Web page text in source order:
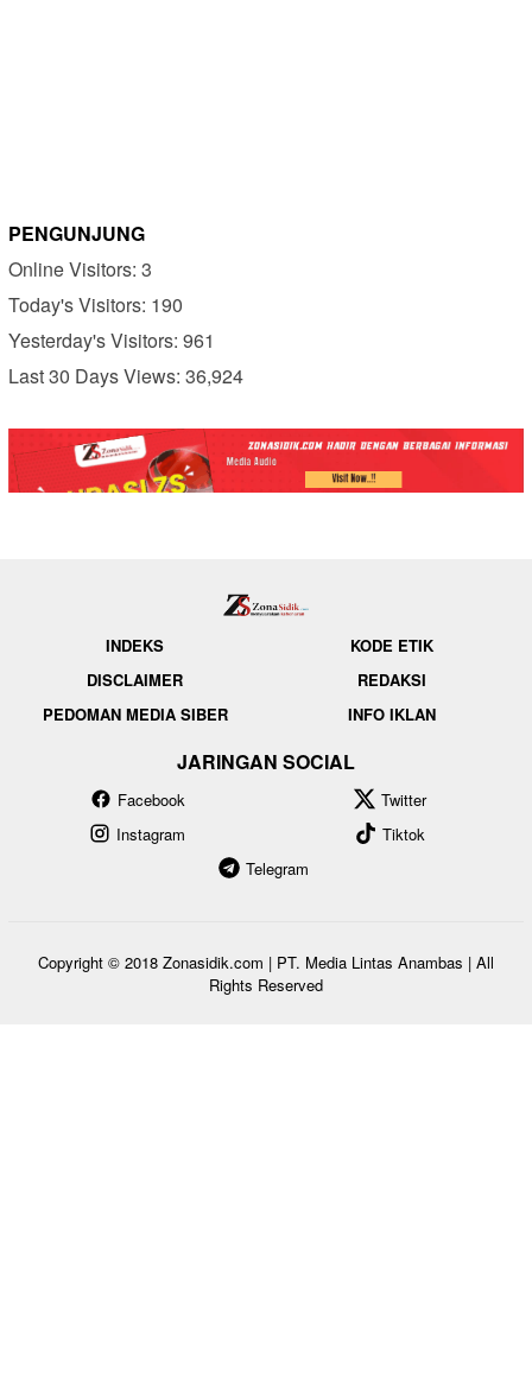
PENGUNJUNG
Online Visitors: 3
Today's Visitors: 190
Yesterday's Visitors: 961
Last 30 Days Views: 36,924
INDEKS
KODE ETIK
DISCLAIMER
REDAKSI
PEDOMAN MEDIA SIBER
INFO IKLAN
JARINGAN SOCIAL
Facebook
Twitter
Instagram
Tiktok
Telegram
Copyright © 2018 Zonasidik.com | PT. Media Lintas Anambas | All
Rights Reserved